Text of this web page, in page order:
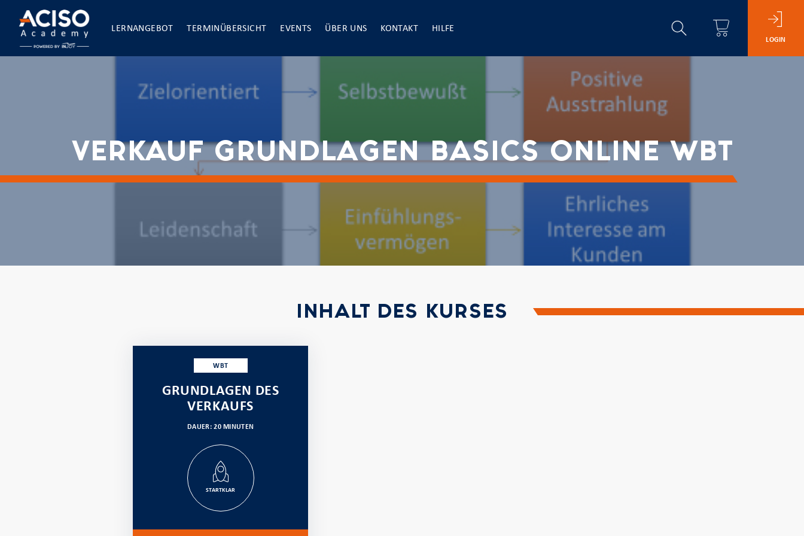
LERNANGEBOT TERMINÜBERSICHT EVENTS ÜBER UNS KONTAKT HILFE
LOGIN
VERKAUF GRUNDLAGEN BASICS ONLINE WBT
INHALT DES KURSES
WBT
GRUNDLAGEN DES
VERKAUFS
DAUER: 20 MINUTEN
STARTKLAR